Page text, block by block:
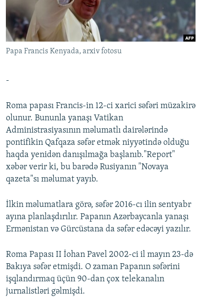
İNFOQRAFIKA
KARIKATURA
AZƏRBAYCAN ƏDƏBIYYATI KITABXANASI
İSLAM VƏ DEMOKRATIYA
MISSIYAMIZ
PEŞƏ ETIKASI VƏ JURNALISTIKA STANDARTLARIMIZ
BIZI IZLƏ
Papa Francis Kenyada, arxiv fotosu
-
Roma papası Francis-in 12-ci xarici səfəri müzakirə
olunur. Bununla yanaşı Vatikan
Administrasiyasının məlumatlı dairələrində
pontifikin Qafqaza səfər etmək niyyətində olduğu
haqda yenidən danışılmağa başlanıb."Report"
xəbər verir ki, bu barədə Rusiyanın "Novaya
qazeta"sı məlumat yayıb.
İlkin məlumatlara görə, səfər 2016-cı ilin sentyabr
ayına planlaşdırılır. Papanın Azərbaycanla yanaşı
Ermənistan və Gürcüstana da səfər edəcəyi yazılır.
Roma Papası II İohan Pavel 2002-ci il mayın 23-də
Bakıya səfər etmişdi. O zaman Papanın səfərini
işqlandırmaq üçün 90-dan çox telekanalın
jurnalistləri gəlmişdi.